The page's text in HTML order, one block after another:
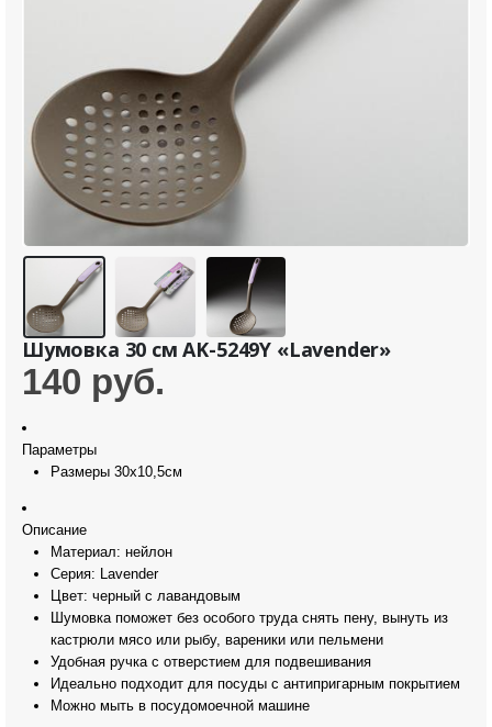
Шумовка 30 см AK-5249Y «Lavender»
140 руб.
Параметры
Размеры 30х10,5см
Описание
Материал: нейлон
Серия: Lavender
Цвет: черный с лавандовым
Шумовка поможет без особого труда снять пену, вынуть из
кастрюли мясо или рыбу, вареники или пельмени
Удобная ручка с отверстием для подвешивания
Идеально подходит для посуды с антипригарным покрытием
Можно мыть в посудомоечной машине